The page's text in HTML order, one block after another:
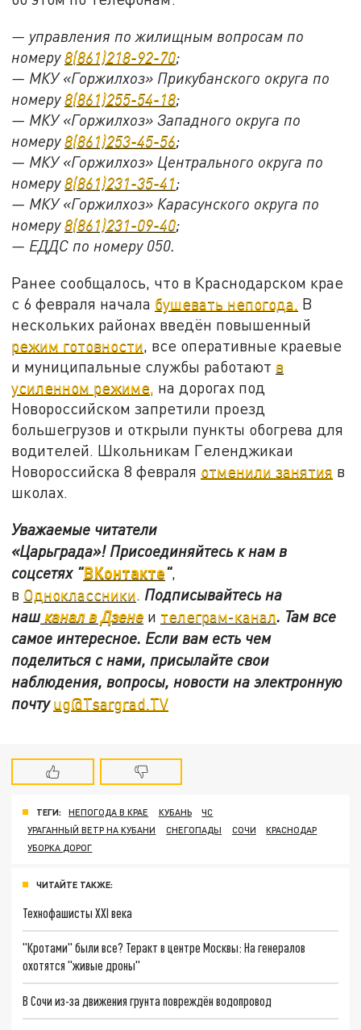
— управления по жилищным вопросам по
номеру8(861)218-92-70;
— МКУ «Горжилхоз» Прикубанского округа по
номеру8(861)255-54-18;
— МКУ «Горжилхоз» Западного округа по
номеру8(861)253-45-56;
— МКУ «Горжилхоз» Центрального округа по
номеру8(861)231-35-41;
— МКУ «Горжилхоз» Карасунского округа по
номеру8(861)231-09-40;
— ЕДДС по номеру 050.
Ранее сообщалось, что в Краснодарском крае
с 6 февраля начала бушевать непогода. В
нескольких районах введён повышенный
режим готовности , все оперативные краевые
и муниципальные службы работают в
усиленном режиме, на дорогах под
Новороссийском запретили проезд
большегрузов и открыли пункты обогрева для
водителей. Школьникам Геленджикаи
Новороссийска 8 февраля отменили занятия в
школах.
Уважаемые читатели
«Царьграда»! Присоединяйтесь к нам в
соцсетях "ВКонтакте",
в Одноклассники. Подписывайтесь на
нашканал в Дзене и телеграм-канал. Там все
самое интересное. Если вам есть чем
поделиться с нами, присылайте свои
наблюдения, вопросы, новости на электронную
почтуug@Tsargrad.TV
ТЕГИ: НЕПОГОДА В КРАЕ КУБАНЬ
ЧС
УРАГАННЫЙ ВЕТР НА КУБАНИ
СНЕГОПАДЫ СОЧИ
КРАСНОДАР
УБОРКА ДОРОГ
ЧИТАЙТЕ ТАКЖЕ:
Технофашисты XXI века
"Кротами" были все? Теракт в центре Москвы: На генералов
охотятся "живые дроны"
В Сочи из-за движения грунта повреждён водопровод